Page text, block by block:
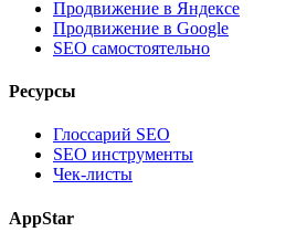
Продвижение в Яндексе
Продвижение в Google
SEO самостоятельно
Ресурсы
Глоссарий SEO
SEO инструменты
Чек-листы
AppStar